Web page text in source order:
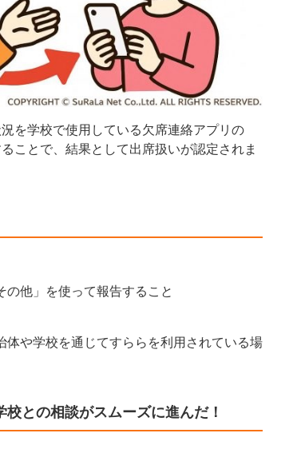
を学校で使用している欠席連絡アプリの
ことで、結果として出席扱いが認定されま
他」を使って報告すること
や学校を通じてすららを利用されている場
との相談がスムーズに進んだ！